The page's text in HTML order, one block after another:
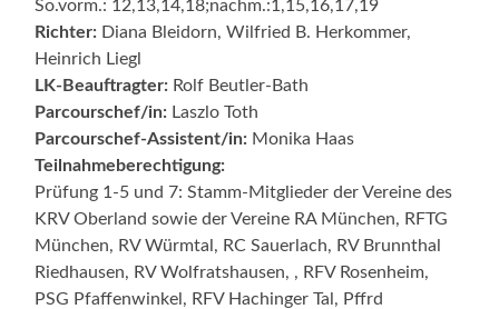
So.vorm.: 12,13,14,18;nachm.:1,15,16,17,19
Richter: Diana Bleidorn, Wilfried B. Herkommer,
Heinrich Liegl
LK-Beauftragter: Rolf Beutler-Bath
Parcourschef/in: Laszlo Toth
Parcourschef-Assistent/in: Monika Haas
Teilnahmeberechtigung:
Prüfung 1-5 und 7: Stamm-Mitglieder der Vereine des
KRV Oberland sowie der Vereine RA München, RFTG
München, RV Würmtal, RC Sauerlach, RV Brunnthal
Riedhausen, RV Wolfratshausen, , RFV Rosenheim,
PSG Pfaffenwinkel, RFV Hachinger Tal, Pffrd